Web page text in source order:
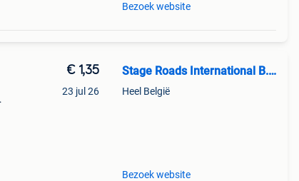
Bezoek website
€ 1,35
23 jul 26
Stage Roads International B.V.
Heel België
Bezoek website